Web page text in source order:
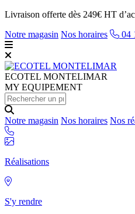
Livraison offerte dès 249€ HT
Notre magasin Nos horaires 04
ECOTEL MONTELIMAR
MY EQUIPEMENT
Notre magasin Nos horaires Nos
Réalisations
S'y rendre